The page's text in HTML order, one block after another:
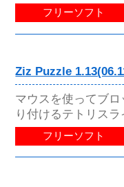
フリーソフト
Ziz Puzzle
マウスを使ってブ
り付けるテトリス
フリーソフト